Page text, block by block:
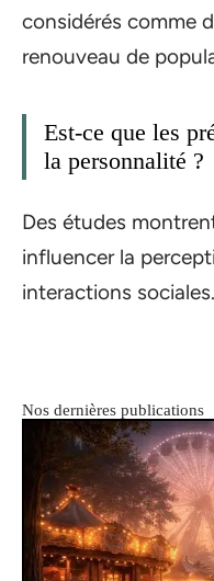
considérés comme
renouveau de
Est-ce que les
la personnalité ?
Des études
influencer la
interactions sociales.
Nos dernières publications